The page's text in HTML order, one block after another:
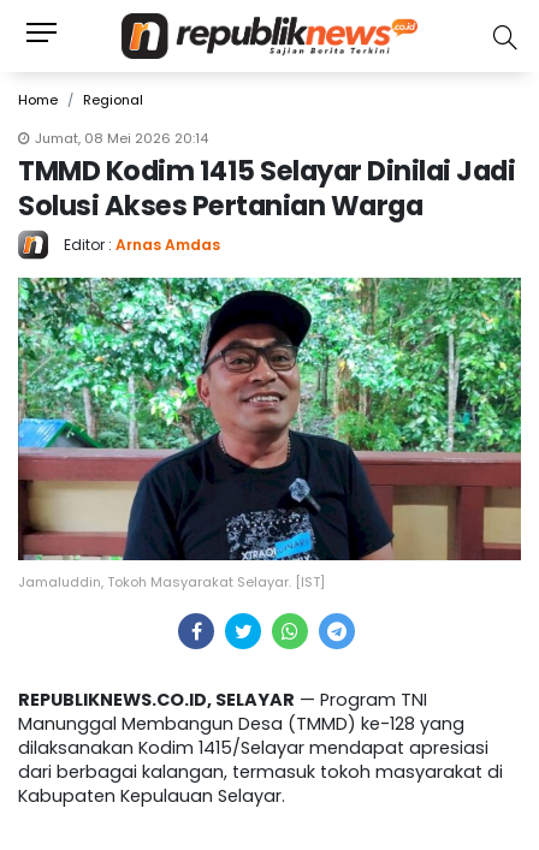
Home
Regional
Jumat, 08 Mei 2026 20:14
TMMD Kodim 1415 Selayar Dinilai Jadi
Solusi Akses Pertanian Warga
Editor : Arnas Amdas
Jamaluddin, Tokoh Masyarakat Selayar. [IST]
REPUBLIKNEWS.CO.ID, SELAYAR — Program TNI
Manunggal Membangun Desa (TMMD) ke-128 yang
dilaksanakan Kodim 1415/Selayar mendapat apresiasi
dari berbagai kalangan, termasuk tokoh masyarakat di
Kabupaten Kepulauan Selayar.